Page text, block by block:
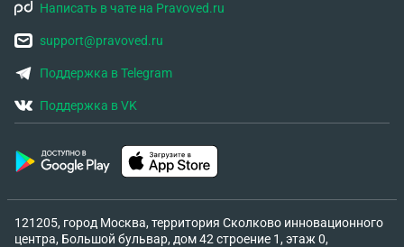
Написать в чате на Pravoved.ru
support@pravoved.ru
Поддержка в Telegram
Поддержка в VK
121205, город Москва, территория Сколково инновационного
центра, Большой бульвар, дом 42 строение 1, этаж 0,